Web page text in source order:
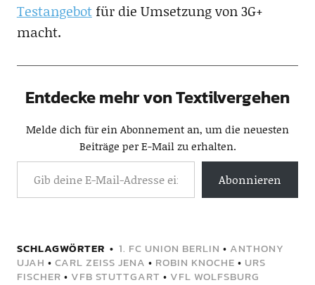
Testangebotfür die Umsetzung von 3G+
macht.
Entdecke mehr von Textilvergehen
Melde dich für ein Abonnement an, um die neuesten
Beiträge per E-Mail zu erhalten.
Abonnieren
SCHLAGWÖRTER 1. FC UNION BERLIN • ANTHONY
UJAH • CARL ZEISS JENA • ROBIN KNOCHE • URS
FISCHER • VFB STUTTGART • VFL WOLFSBURG